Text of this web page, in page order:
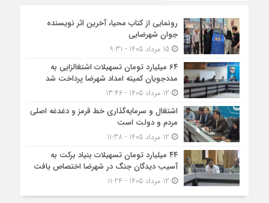
رونمایی از کتاب محیا، آخرین اثر نویسنده
جوان شهرضایی
15 مرداد 1405 - 9:31
۶۴ میلیارد تومان تسهیلات اشتغالزایی به
مددجویان کمیته امداد شهرضا پرداخت شد
اشتغال و سرمایه‌گذاری خط قرمز و دغدغه اصلی
مردم و دولت است
۴۴ میلیارد تومان تسهیلات بنیاد برکت به
آسیب دیدگان جنگ در شهرضا اختصاص یافت